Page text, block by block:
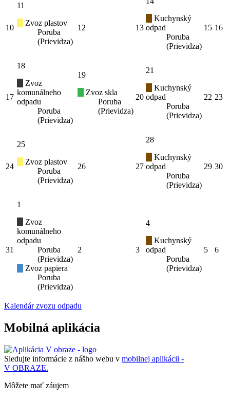
10
11
Zvoz plastov
Poruba
(Prievidza)
12 13
Kuchynský
odpad
Poruba
(Prievidza)
15 16
17
18
Zvoz
komunálneho
odpadu
Poruba
(Prievidza)
19
Zvoz skla
Poruba
(Prievidza)
20
21
Kuchynský
odpad
Poruba
(Prievidza)
22 23
24
25
Zvoz plastov
Poruba
(Prievidza)
26 27
28
Kuchynský
odpad
Poruba
(Prievidza)
29 30
31
1
Zvoz
komunálneho
odpadu
Poruba
(Prievidza)
Zvoz papiera
Poruba
(Prievidza)
2 3
4
Kuchynský
odpad
Poruba
(Prievidza)
5 6
Kalendár zvozu odpadu
Mobilná aplikácia
Sledujte informácie z nášho webu v mobilnej aplikácii -
V OBRAZE.
Môžete mať záujem